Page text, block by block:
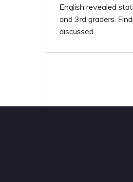
English revealed
and 3rd graders.
discussed.